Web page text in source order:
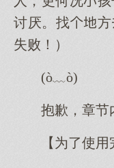
讨厌。找
失败！）
(ò﹏ò)
抱歉，章节
【为了使